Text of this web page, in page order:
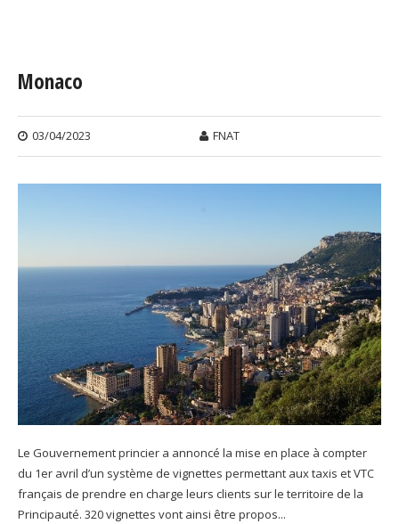
Monaco
03/04/2023 FNAT
Le Gouvernement princier a annoncé la mise en place à compter
du 1er avril d’un système de vignettes permettant aux taxis et VTC
français de prendre en charge leurs clients sur le territoire de la
Principauté. 320 vignettes vont ainsi être propos...